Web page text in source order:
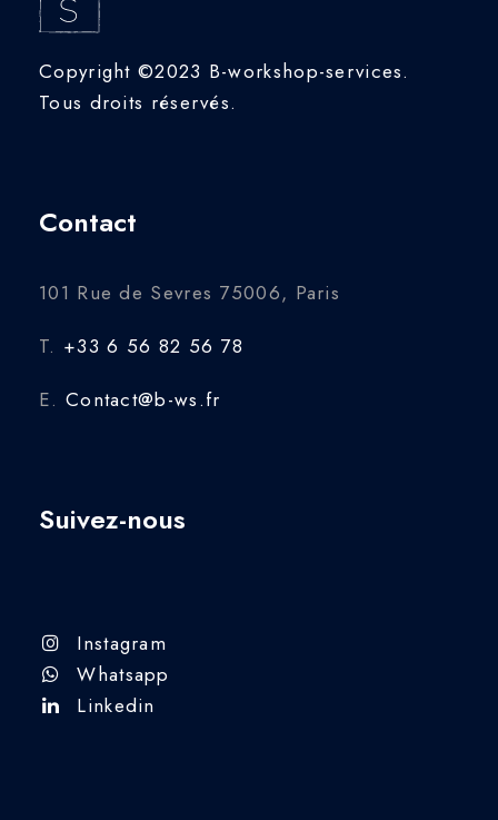
Copyright ©2023 B-workshop-services.
Tous droits réservés.
Contact
101 Rue de Sevres 75006, Paris
T. +33 6 56 82 56 78
E. Contact@b-ws.fr
Suivez-nous
Instagram
Whatsapp
Linkedin